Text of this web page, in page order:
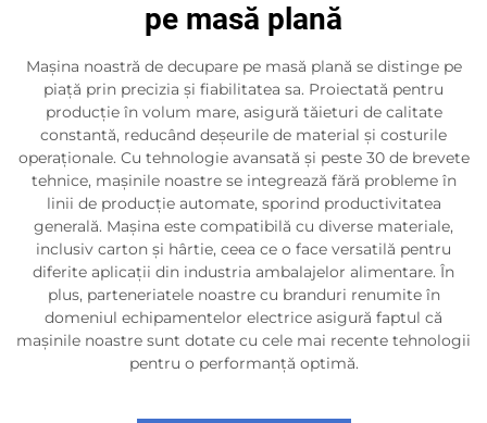
pe masă plană
Mașina noastră de decupare pe masă plană se distinge pe
piață prin precizia și fiabilitatea sa. Proiectată pentru
producție în volum mare, asigură tăieturi de calitate
constantă, reducând deșeurile de material și costurile
operaționale. Cu tehnologie avansată și peste 30 de brevete
tehnice, mașinile noastre se integrează fără probleme în
linii de producție automate, sporind productivitatea
generală. Mașina este compatibilă cu diverse materiale,
inclusiv carton și hârtie, ceea ce o face versatilă pentru
diferite aplicații din industria ambalajelor alimentare. În
plus, parteneriatele noastre cu branduri renumite în
domeniul echipamentelor electrice asigură faptul că
mașinile noastre sunt dotate cu cele mai recente tehnologii
pentru o performanță optimă.